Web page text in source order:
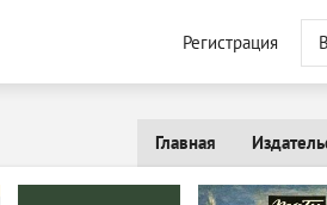
Регистрация
Главная